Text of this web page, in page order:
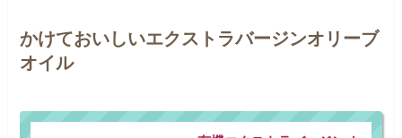
かけておいしいエクストラバージンオリーブ
オイル